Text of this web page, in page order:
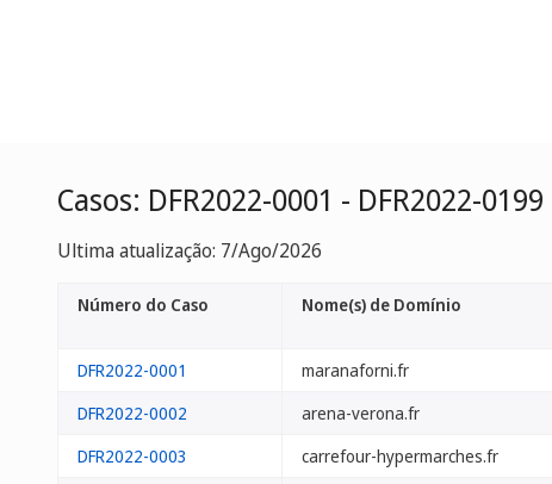
Casos: DFR2022-0001 - DFR2022-0199
Ultima atualização: 7/Ago/2026
Número do Caso Nome(s) de Domínio
DFR2022-0001 maranaforni.fr
DFR2022-0002
arena-verona.fr
DFR2022-0003
carrefour-hypermarches.fr